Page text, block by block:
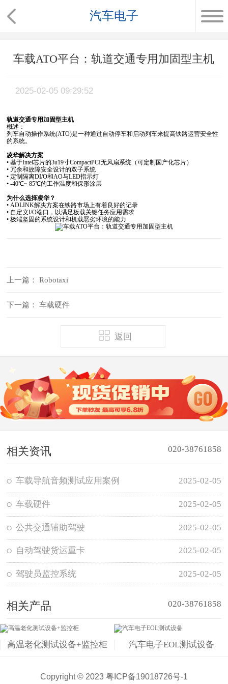
汽车电子
车载ATO平台：轨道交通专用加固型主机
2025-02-05 09:29:52
轨道交通专用加固型主机
概述：
列车自动操作系统(ATO)是一种通过自动停车和启动列车来提高铁路运营安全性
的系统。
凌华解决方案
• 基于Intel芯片的3u19寸CompactPCI无风扇系统（可定制国产化芯片）
• 冗余和故障安全设计的双子系统
• 定制隔离DI/O和AO与LED指示灯
• -40℃~ 85℃的工作温度和保形涂层
为什么选择凌华？
• ADLINK解决方案在铁路市场上有着良好的记录
• 自定义I/O端口，以满足板载关键任务应用需求
• 极端坚固的系统设计和机载恶劣环境的能力
上一篇： Robotaxi
下一篇： 车载硬件
返回
相关资讯 020-38761858
车载导航音频测试应用案例 2025-02-05
车载硬件 2025-02-05
公共交通辅助驾驶 2025-02-05
自动驾驶货运重卡 2025-02-05
驾驶员监控系统 2025-02-05
相关产品 020-38761858
高温老化测试设备+监控柜 汽车电子EOL测试设备
Copyright © 2023 粤ICP备19018726号-1